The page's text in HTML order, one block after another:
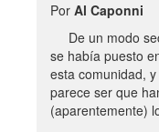
Por Al Caponni
De un modo
se había puesto
esta comunidad,
parece ser que
(aparentemente)